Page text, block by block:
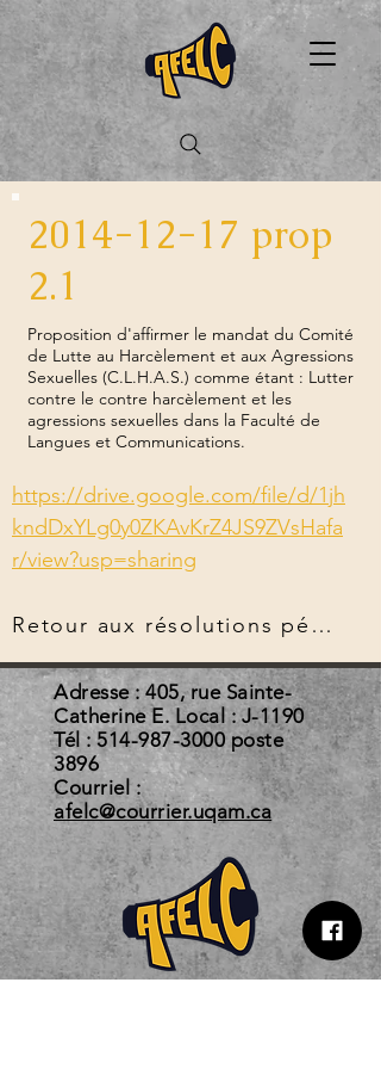
2014-12-17 prop
2.1
Proposition d'affirmer le mandat du Comité
de Lutte au Harcèlement et aux Agressions
Sexuelles (C.L.H.A.S.) comme étant : Lutter
contre le contre harcèlement et les
agressions sexuelles dans la Faculté de
Langues et Communications.
https://drive.google.com/file/d/1jh
kndDxYLg0y0ZKAvKrZ4JS9ZVsHafa
r/view?usp=sharing
Retour aux résolutions pérennes
Adresse : 405, rue Sainte-
Catherine E. Local : J-1190
Tél :514-987-3000poste
3896
Courriel :
afelc@courrier.uqam.ca